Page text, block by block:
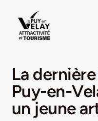
contenu
DÉCOUVRIR LE VELAY
INVESTIR EN VELAY
La
Puy-en-
un jeune